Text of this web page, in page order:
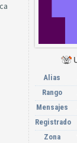
Alias
Rango
Mensajes
Registrado
Zona